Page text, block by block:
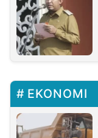
EKONOMI